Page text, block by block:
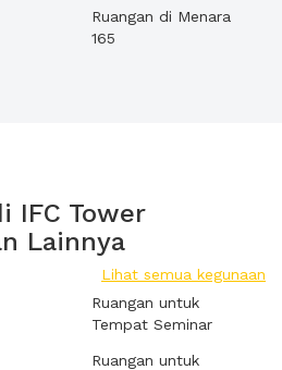
Ruangan di Menara
165
IFC Tower
Lainnya
Lihat semua kegunaan
Ruangan untuk
Tempat Seminar
Ruangan untuk